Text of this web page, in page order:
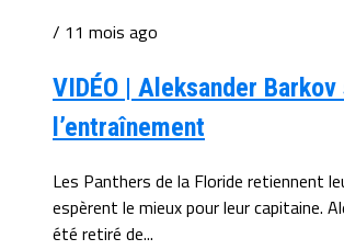
/ 11 mois ago
VIDÉO | Aleksander
l’entraînement
Les Panthers de la Floride retiennent
espèrent le mieux pour leur capitaine.
été retiré de...